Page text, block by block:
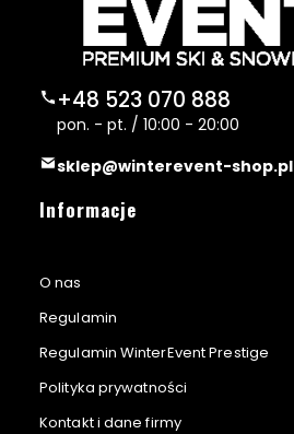
+48 523 070 888
pon. - pt. / 10:00 - 20:00
sklep@winterevent-shop.pl
Linki w stopce
Informacje
O nas
Regulamin
Regulamin WinterEvent Prestige
Polityka prywatności
Kontakt i dane firmy